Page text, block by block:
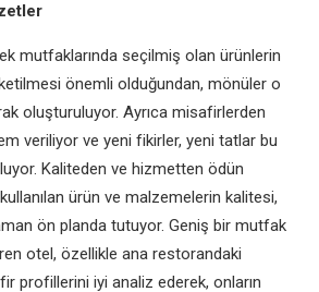
mutfaklarında seçilmiş olan ürünlerin
önemli olduğundan, mönüler o
oluşturuluyor. Ayrıca misafirlerden
veriliyor ve yeni fikirler, yeni tatlar bu
Kaliteden ve hizmetten ödün
ürün ve malzemelerin kalitesi,
ön planda tutuyor. Geniş bir mutfak
otel, özellikle ana restorandaki
profillerini iyi analiz ederek, onların